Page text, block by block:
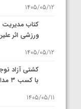
1405/05/12
کتاب مدیریت
ورزشی اثر
1405/05/12
کشتی آزاد
با کسب ۳ مدال طلا، ۱ نقره و ۲ مدال برنز
1405/05/11